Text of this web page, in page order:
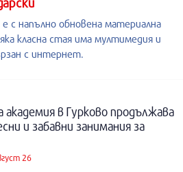
с напълно обновена материална
класна стая има мултимедия и
с интернет.
в Гурково продължава
и забавни занимания за
26